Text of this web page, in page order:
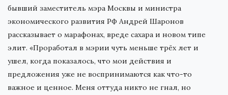
бывший заместитель мэра Москвы и министра
экономического развития РФ Андрей Шаронов
рассказывает о марафонах, вреде сахара и новом типе
элит. «Проработал в мэрии чуть меньше трёх лет и
ушел, когда показалось, что мои действия и
предложения уже не воспринимаются как что-то
важное и ценное. Меня оттуда никто не гнал, но